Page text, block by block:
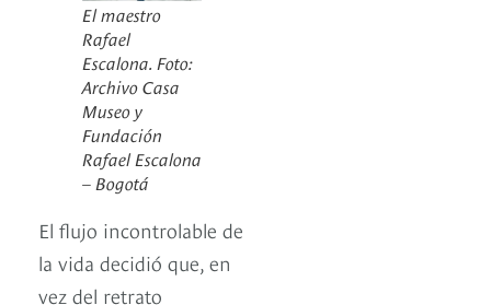
El maestro
Rafael
Escalona. Foto:
Archivo Casa
Museo y
Fundación
Rafael Escalona
– Bogotá
El flujo incontrolable de
la vida decidió que, en
vez del retrato